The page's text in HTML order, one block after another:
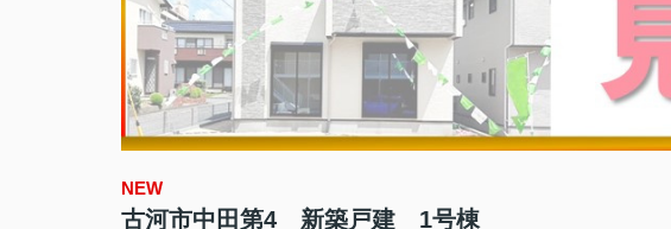
NEW
古河市中田第4 新築戸建 1号棟